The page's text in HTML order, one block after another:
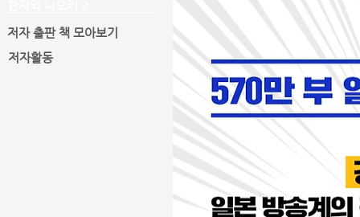
저자 출판 책 모아보기
저자활동